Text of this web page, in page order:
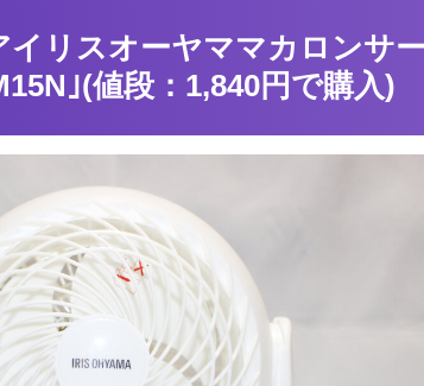
イリスオーヤママカロンサ
｣(値段：1,840円で購入)